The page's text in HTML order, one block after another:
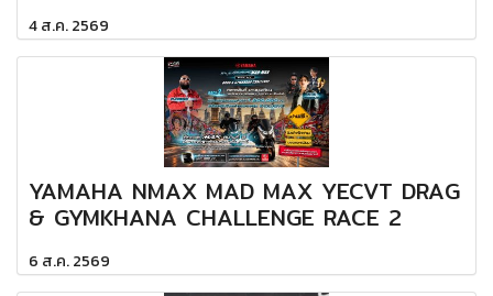
4 ส.ค. 2569
YAMAHA NMAX MAD MAX YECVT DRAG
& GYMKHANA CHALLENGE RACE 2
6 ส.ค. 2569